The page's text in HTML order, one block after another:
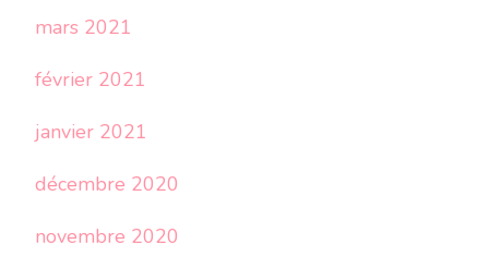
mars 2021
février 2021
janvier 2021
décembre 2020
novembre 2020